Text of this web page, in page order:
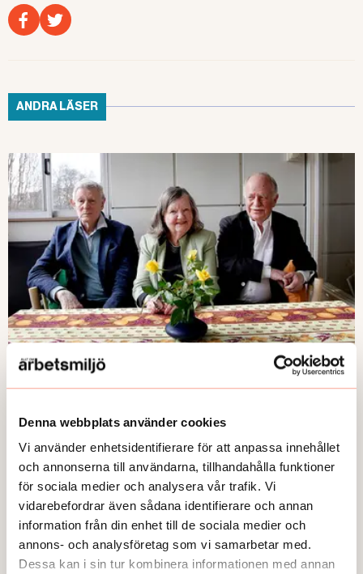
Denna webbplats använder cookies
Vi använder enhetsidentifierare för att anpassa innehållet
och annonserna till användarna, tillhandahålla funktioner
för sociala medier och analysera vår trafik. Vi
vidarebefordrar även sådana identifierare och annan
information från din enhet till de sociala medier och
annons- och analysföretag som vi samarbetar med.
Dessa kan i sin tur kombinera informationen med annan
ANDRA LÄSER
MÖTE MED
Trio med järnkoll på arbetsmiljörätten